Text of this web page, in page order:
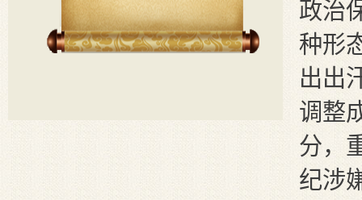
政治
种形
出出
调整
分，
纪涉